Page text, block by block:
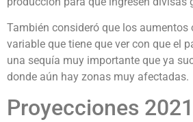
También consideró que los aumentos
variable que tiene que ver con que el
una sequía muy importante que ya
donde aún hay zonas muy afectadas.
Proyecciones 2021